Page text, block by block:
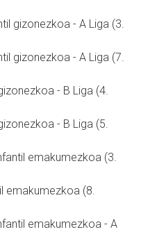
gizonezkoa - A Liga (3.
gizonezkoa - A Liga (7.
- B Liga (4.
- B Liga (5.
emakumezkoa (3.
emakumezkoa (8.
emakumezkoa - A